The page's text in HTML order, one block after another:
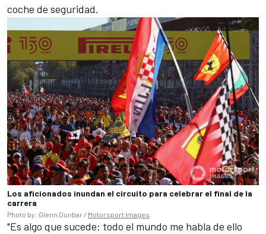
coche de seguridad.
Los aficionados inundan el circuito para celebrar el final de la
carrera
Photo by: Glenn Dunbar / Motorsport Images
"Es algo que sucede; todo el mundo me habla de ello